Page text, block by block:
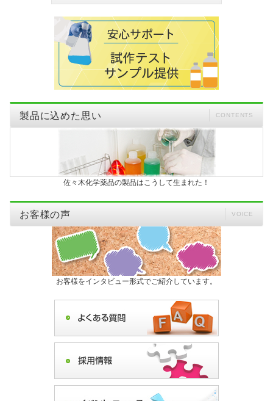
製品に込めた思い CONTENTS
佐々木化学薬品の製品はこうして生まれた！
お客様の声 VOICE
お客様をインタビュー形式でご紹介しています。